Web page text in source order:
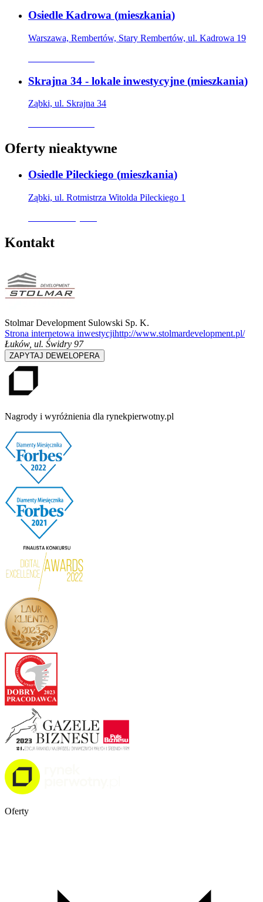
Osiedle Kadrowa (mieszkania)
Warszawa, Rembertów, Stary Rembertów, ul. Kadrowa 19
Skrajna 34 - lokale inwestycyjne (mieszkania)
Ząbki, ul. Skrajna 34
Oferty nieaktywne
Osiedle Pileckiego (mieszkania)
Ząbki, ul. Rotmistrza Witolda Pileckiego 1
Kontakt
Stolmar Development Sulowski Sp. K.
Strona internetowa inwestycjihttp://www.stolmardevelopment.pl/
Łuków, ul. Świdry 97
ZAPYTAJ DEWELOPERA
Nagrody i wyróżnienia dla rynekpierwotny.pl
Oferty